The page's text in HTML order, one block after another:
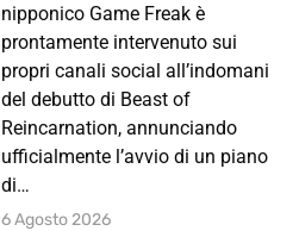
nipponico Game Freak è
prontamente intervenuto sui
propri canali social all’indomani
del debutto di Beast of
Reincarnation, annunciando
ufficialmente l’avvio di un piano
di…
6 Agosto 2026